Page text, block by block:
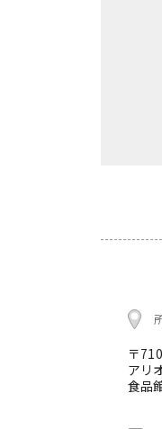
〒
アリ
食品